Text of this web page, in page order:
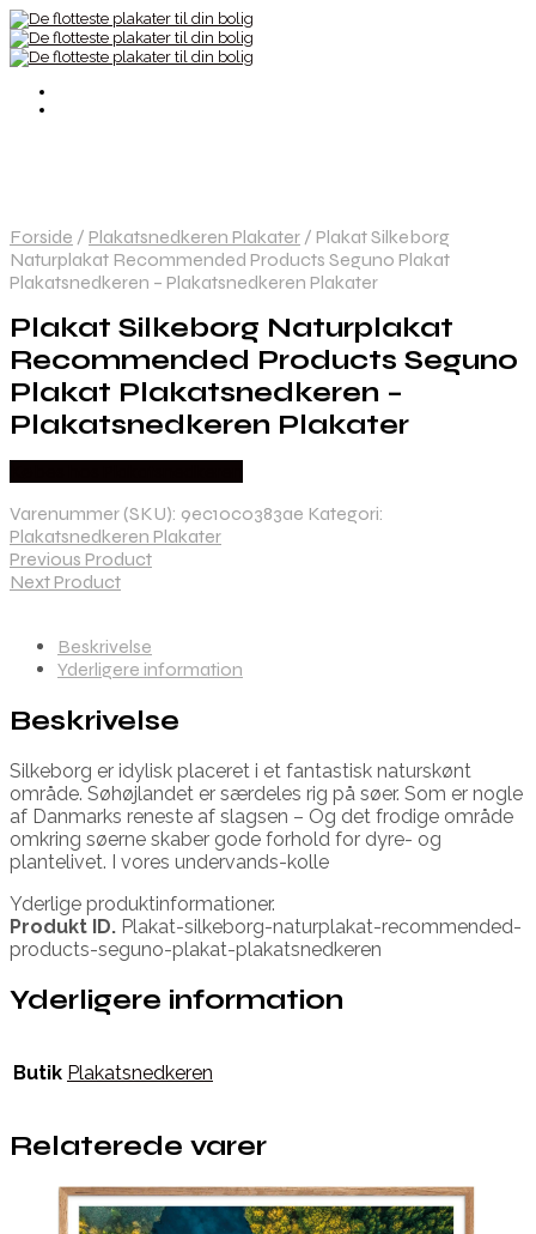
Forside / Plakatsnedkeren Plakater / Plakat Silkeborg
Naturplakat Recommended Products Seguno Plakat
Plakatsnedkeren – Plakatsnedkeren Plakater
Plakat Silkeborg Naturplakat
Recommended Products Seguno
Plakat Plakatsnedkeren –
Plakatsnedkeren Plakater
Varenummer (SKU): 9ec10c0383ae Kategori:
Plakatsnedkeren Plakater
Previous Product
Next Product
Beskrivelse
Yderligere information
Beskrivelse
Silkeborg er idylisk placeret i et fantastisk naturskønt
område. Søhøjlandet er særdeles rig på søer. Som er nogle
af Danmarks reneste af slagsen – Og det frodige område
omkring søerne skaber gode forhold for dyre- og
plantelivet. I vores undervands-kolle
Yderlige produktinformationer.
Produkt ID. Plakat-silkeborg-naturplakat-recommended-
products-seguno-plakat-plakatsnedkeren
Yderligere information
Butik Plakatsnedkeren
Relaterede varer